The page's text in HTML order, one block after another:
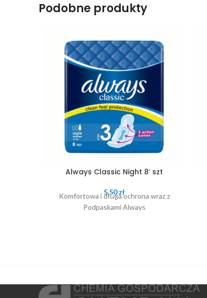
Podobne produkty
Always Classic Night 8′ szt
5.50zł
Komfortowa i długa ochrona wraz z
Podpaskami Always